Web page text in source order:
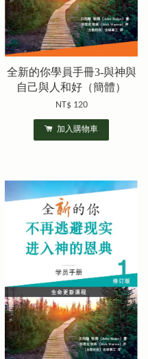
全新的你學員手冊3-與神與
自己與人和好（簡體）
NT$ 120
加入購物車